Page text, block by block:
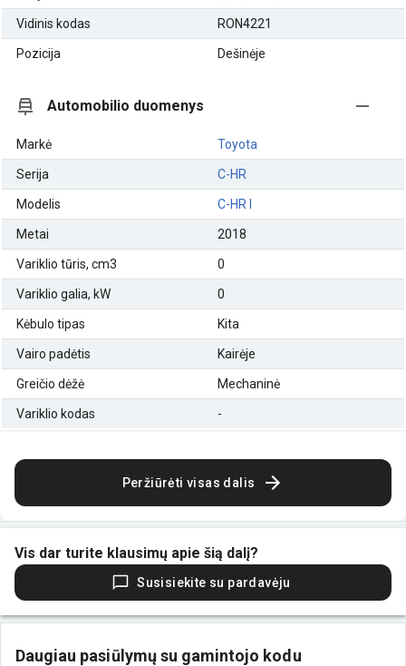
Vidinis kodas RON4221
Pozicija Dešinėje
Automobilio duomenys
Markė Toyota
Serija C-HR
Modelis C-HR I
Metai 2018
Variklio tūris, cm3 0
Variklio galia, kW 0
Kėbulo tipas Kita
Vairo padėtis Kairėje
Greičio dėžė Mechaninė
Variklio kodas -
Peržiūrėti visas dalis
Vis dar turite klausimų apie šią dalį?
Susisiekite su pardavėju
Daugiau pasiūlymų su gamintojo kodu